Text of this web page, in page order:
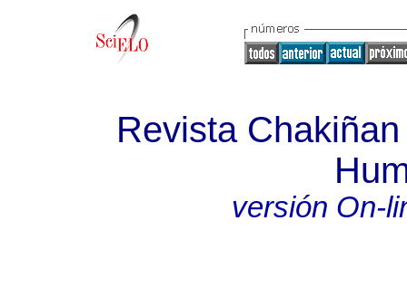
Revista
versión On-